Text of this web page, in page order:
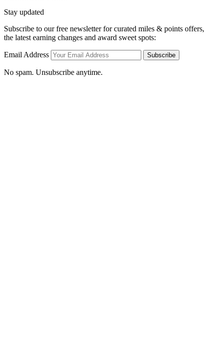
Stay updated
Subscribe to our free newsletter for curated miles & points offers,
the latest earning changes and award sweet spots:
Email Address Subscribe
No spam. Unsubscribe anytime.